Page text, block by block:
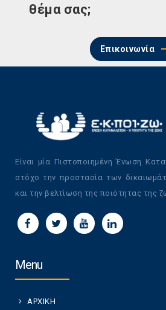
θέμα σας;
Επικοινωνία
Είναι μία Πιστοποιημένη Ένωση
στόχο την προστασία των
και την βελτίωση της ποιότητας της
Menu
ΑΡΧΙΚΗ